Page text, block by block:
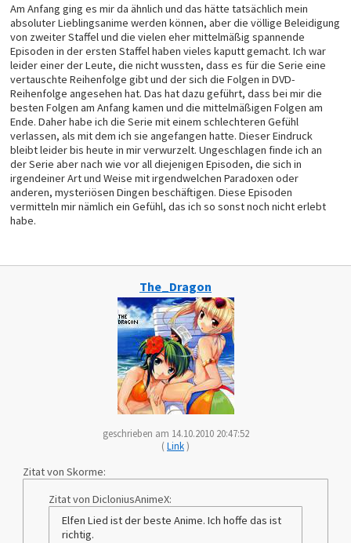
Am Anfang ging es mir da ähnlich und das hätte tatsächlich mein
absoluter Lieblingsanime werden können, aber die völlige Beleidigung
von zweiter Staffel und die vielen eher mittelmäßig spannende
Episoden in der ersten Staffel haben vieles kaputt gemacht. Ich war
leider einer der Leute, die nicht wussten, dass es für die Serie eine
vertauschte Reihenfolge gibt und der sich die Folgen in DVD-
Reihenfolge angesehen hat. Das hat dazu geführt, dass bei mir die
besten Folgen am Anfang kamen und die mittelmäßigen Folgen am
Ende. Daher habe ich die Serie mit einem schlechteren Gefühl
verlassen, als mit dem ich sie angefangen hatte. Dieser Eindruck
bleibt leider bis heute in mir verwurzelt. Ungeschlagen finde ich an
der Serie aber nach wie vor all diejenigen Episoden, die sich in
irgendeiner Art und Weise mit irgendwelchen Paradoxen oder
anderen, mysteriösen Dingen beschäftigen. Diese Episoden
vermitteln mir nämlich ein Gefühl, das ich so sonst noch nicht erlebt
habe.
The_Dragon
geschrieben am 14.10.2010 20:47:52
(Link)
Zitat von Skorme:
Zitat von DicloniusAnimeX:
Elfen Lied ist der beste Anime. Ich hoffe das ist
richtig.